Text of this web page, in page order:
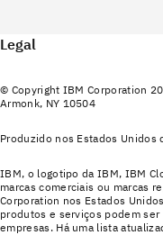
Legal
© Copyright IBM Corporation
Armonk, NY 10504
Produzido nos Estados Unidos
IBM, o logotipo da IBM, IBM
marcas comerciais ou marcas
Corporation nos Estados
produtos e serviços podem
empresas. Há uma lista